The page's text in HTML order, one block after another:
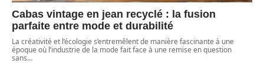
Cabas vintage en jean recyclé : la fusion
parfaite entre mode et durabilité
La créativité et l’écologie s’entremêlent de manière fascinante à une
époque où l’industrie de la mode fait face à une remise en question
sans…